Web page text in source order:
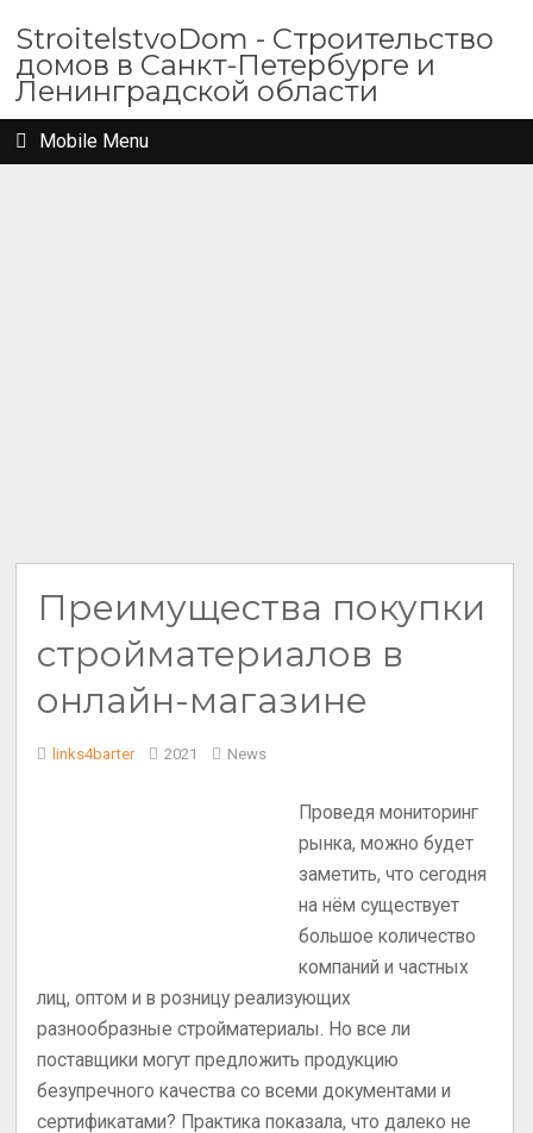
StroitelstvoDom - Строительство
домов в Санкт-Петербурге и
Ленинградской области
Mobile Menu
Преимущества покупки
стройматериалов в
онлайн-магазине
links4barter 2021 News
Проведя мониторинг
рынка, можно будет
заметить, что сегодня
на нём существует
большое количество
компаний и частных
лиц, оптом и в розницу реализующих
разнообразные стройматериалы. Но все ли
поставщики могут предложить продукцию
безупречного качества со всеми документами и
сертификатами? Практика показала, что далеко не